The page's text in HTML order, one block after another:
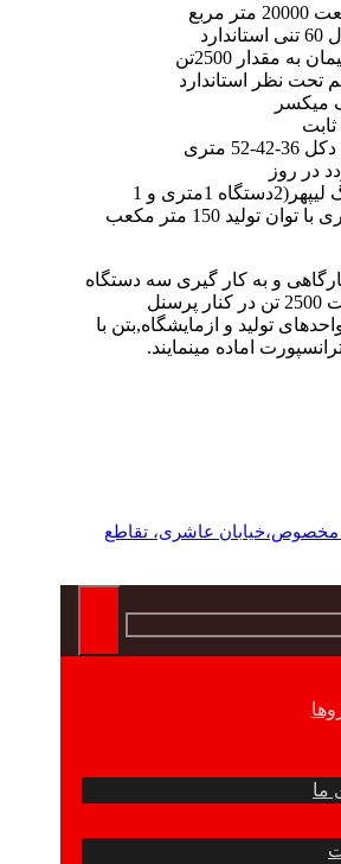
مربع
مقدار 2500تن
تحت نظر استاندارد
در روز
3 دستگاه بچینگ لیپهر(2دستگاه 1متری و 1
دستگاه 1/2 متری با توان تولید 150 متر مکعب
و به کار گیری سه دستگاه
بچینگ پلانت با ظرفیت 2500 تن در کنار پرسنل
تولید و ازمایشگاه,بتن با
اماده مینمایند.
8 جاده مخصوص،خیابان عاشری، تقاطع
ما